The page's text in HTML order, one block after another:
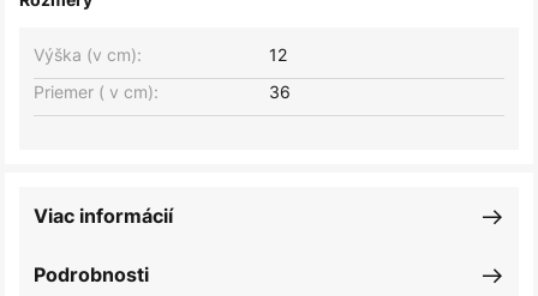
Výška (v cm):
12
Priemer ( v cm):
36
Podrobnosti
Viac informácií